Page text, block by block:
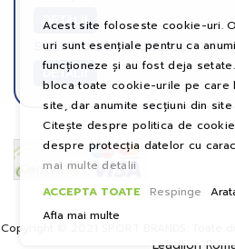
DETALII
SOLUȚIONAREA ONLINE A
DETALII
Copyright © 2021 SPORT BRANDS.
Leadlion
Acest site foloseste cookie-uri.
uri sunt esențiale pentru ca
funcționeze și au fost deja
bloca toate cookie-urile pe care
site, dar anumite secțiuni din site
Citește despre politica de
despre protecția datelor cu
mai multe detalii
ACCEPTA TOATE
Respinge
Afla mai multe